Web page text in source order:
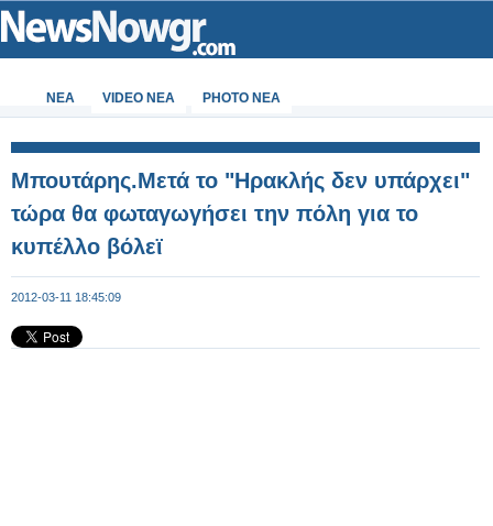
ΝΕΑ VIDEO NEA PHOTO NEA
Μπουτάρης.Μετά το "Ηρακλής δεν υπάρχει"
τώρα θα φωταγωγήσει την πόλη για το
κυπέλλο βόλεϊ
2012-03-11 18:45:09